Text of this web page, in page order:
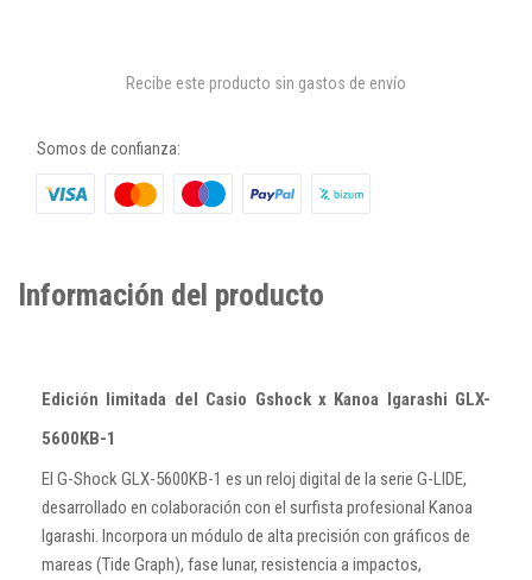
Recibe este producto sin gastos de envío
Somos de confianza:
Información del producto
Edición limitada del Casio Gshock x Kanoa Igarashi GLX-
5600KB-1
El G-Shock GLX-5600KB-1 es un reloj digital de la serie G-LIDE,
desarrollado en colaboración con el surfista profesional Kanoa
Igarashi. Incorpora un módulo de alta precisión con gráficos de
mareas (Tide Graph), fase lunar, resistencia a impactos,